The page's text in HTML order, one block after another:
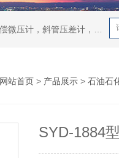
网站首页 > 产品展示 > 石油石
SYD-1884